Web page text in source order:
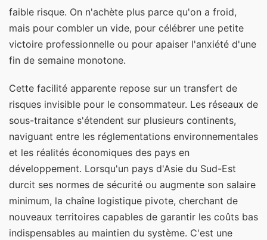
faible risque. On n'achète plus parce qu'on a froid,
mais pour combler un vide, pour célébrer une petite
victoire professionnelle ou pour apaiser l'anxiété d'une
fin de semaine monotone.
Cette facilité apparente repose sur un transfert de
risques invisible pour le consommateur. Les réseaux de
sous-traitance s'étendent sur plusieurs continents,
naviguant entre les réglementations environnementales
et les réalités économiques des pays en
développement. Lorsqu'un pays d'Asie du Sud-Est
durcit ses normes de sécurité ou augmente son salaire
minimum, la chaîne logistique pivote, cherchant de
nouveaux territoires capables de garantir les coûts bas
indispensables au maintien du système. C'est une